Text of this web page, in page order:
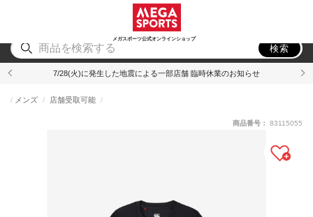
メガスポーツ公式オンラインショップ
アウトドア
検索
7/28(火)に発生した地震による一部店舗 臨時休業のお知らせ
メンズ 店舗受取可能
商品番号： 83115055